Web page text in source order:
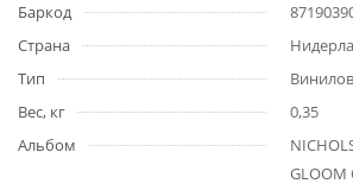
Баркод
Страна
Тип
Вес, кг
0,35
Альбом
GLOOM